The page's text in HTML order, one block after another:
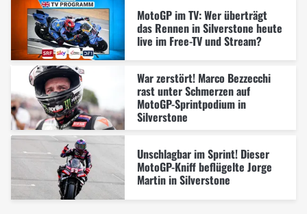
MotoGP im TV: Wer überträgt
das Rennen in Silverstone heute
live im Free-TV und Stream?
War zerstört! Marco Bezzecchi
rast unter Schmerzen auf
MotoGP-Sprintpodium in
Silverstone
Unschlagbar im Sprint! Dieser
MotoGP-Kniff beflügelte Jorge
Martin in Silverstone